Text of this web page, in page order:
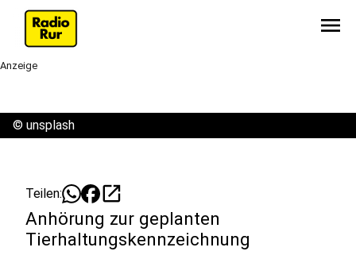
menu
Anzeige
© unsplash
Teilen: open_in_new
Anhörung zur geplanten
Tierhaltungskennzeichnung